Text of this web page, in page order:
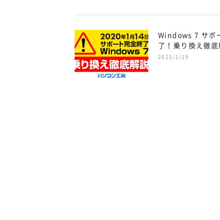
Windows 7 サポ
了！乗り換え徹
2023/1/19